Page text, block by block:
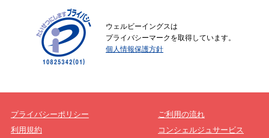
ウェルビーイングスは
プライバシーマークを取得しています。
個人情報保護方針
プライバシーポリシー
利用規約
ご利用の流れ
コンシェルジュサービス